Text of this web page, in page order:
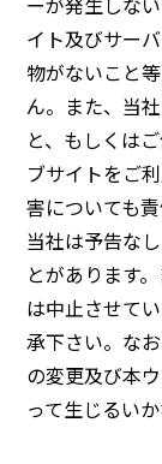
イト及びサー
物がないこと
ん。また、当
と、もしくは
ブサイトをご
害についても
当社は予告な
とがあります
は中止させて
承下さい。な
の変更及び本
って生じるい